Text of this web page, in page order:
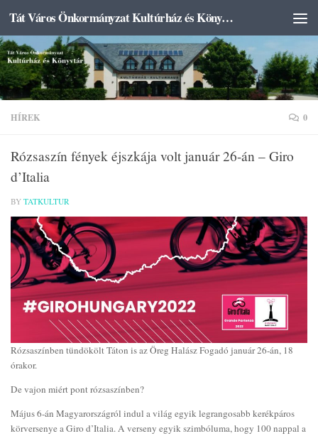
Skip to content Tát Város Önkormányzat Kultúrház és Könyvtár
HÍREK 0
Rózsaszín fények éjszkája volt január 26-án – Giro
d’Italia
BY TATKULTUR
Rózsaszínben tündökölt Táton is az Öreg Halász Fogadó január 26-án, 18
órakor.
De vajon miért pont rózsaszínben?
Május 6-án Magyarországról indul a világ egyik legrangosabb kerékpáros
körversenye a Giro d’Italia. A verseny egyik szimbóluma, hogy 100 nappal a